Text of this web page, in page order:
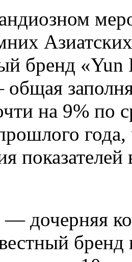
бренд «Yun
на 9% по
показателей
дочерняя